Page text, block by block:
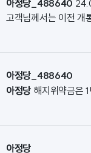
아정당_488640
고객님께서는 이전 개
아정당_488640
아정당 해지위약금은
아정당